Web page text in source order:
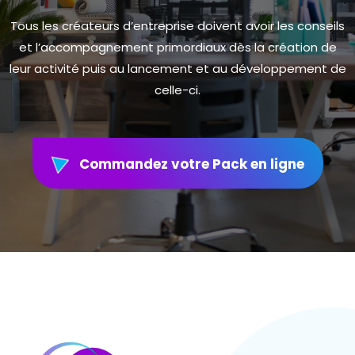
Tous les créateurs d’entreprise doivent avoir les conseils
et l’accompagnement primordiaux dès la création de
leur activité puis au lancement et au développement de
celle-ci.
Commandez votre Pack en ligne